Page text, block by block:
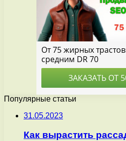
Популярные статьи
31.05.2023
Как вырастить